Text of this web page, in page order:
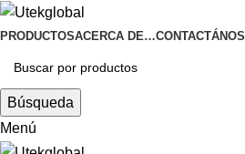
PRODUCTOSACERCA DE…CONTACTÁNOS
Búsqueda
Menú